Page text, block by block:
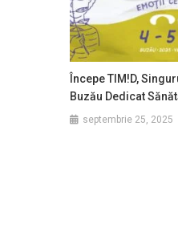
Începe TIM!D,
Buzău Dedicat
septembrie 25, 2025